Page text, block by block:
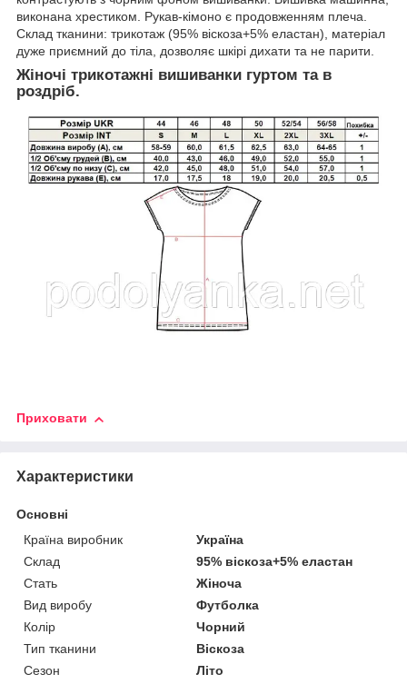
виконана хрестиком. Рукав-кімоно є продовженням плеча.
Склад тканини: трикотаж (95% віскоза+5% еластан), матеріал
дуже приємний до тіла, дозволяє шкірі дихати та не парити.
Жіночі трикотажні вишиванки гуртом та в
роздріб.
Приховати
Характеристики
Основні
Країна виробник
Україна
Склад
95% віскоза+5% еластан
Стать
Жіноча
Вид виробу
Футболка
Колір
Чорний
Тип тканини
Віскоза
Сезон
Літо